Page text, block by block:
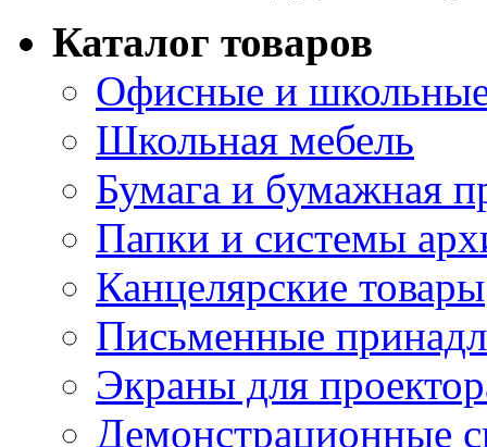
Каталог товаров
Офисные и
Школьная мебель
Бумага и бумажная
Папки и системы
Канцелярские товары
Письменные
Экраны для
Демонстрационные